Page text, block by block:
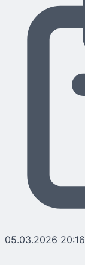
05.03.2026 20:16